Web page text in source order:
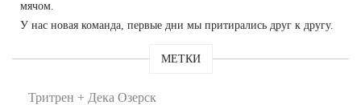
мячом.
У нас новая команда, первые дни мы притирались друг к другу.
МЕТКИ
Тритрен + Дека Озерск